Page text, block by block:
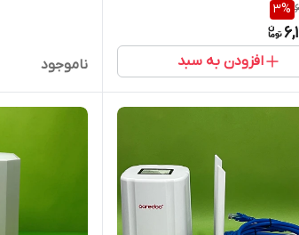
3%
افزودن به سبد ناموجود